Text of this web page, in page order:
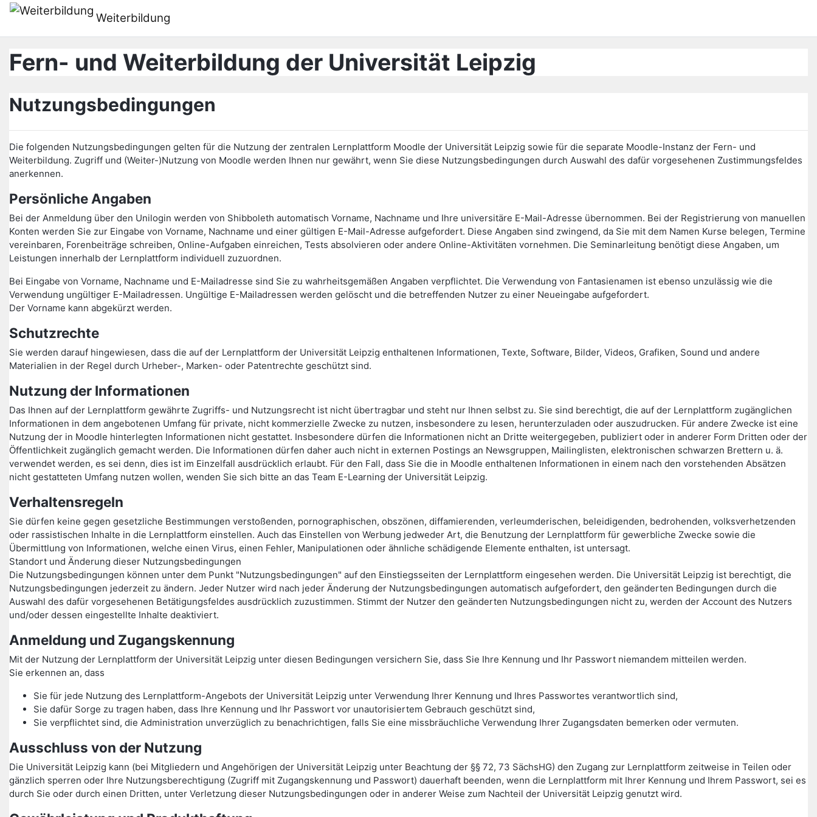
Μετάβαση στο κεντρικό περιεχόμενο
Weiterbildung
Fern- und Weiterbildung der Universität Leipzig
Nutzungsbedingungen
Die folgenden Nutzungsbedingungen gelten für die Nutzung der zentralen Lernplattform Moodle der Universität Leipzig sowie für die separate Moodle-Instanz der Fern- und
Weiterbildung. Zugriff und (Weiter-)Nutzung von Moodle werden Ihnen nur gewährt, wenn Sie diese Nutzungsbedingungen durch Auswahl des dafür vorgesehenen Zustimmungsfeldes
anerkennen.
Persönliche Angaben
Bei der Anmeldung über den Unilogin werden von Shibboleth automatisch Vorname, Nachname und Ihre universitäre E-Mail-Adresse übernommen. Bei der Registrierung von manuellen
Konten werden Sie zur Eingabe von Vorname, Nachname und einer gültigen E-Mail-Adresse aufgefordert. Diese Angaben sind zwingend, da Sie mit dem Namen Kurse belegen, Termine
vereinbaren, Forenbeiträge schreiben, Online-Aufgaben einreichen, Tests absolvieren oder andere Online-Aktivitäten vornehmen. Die Seminarleitung benötigt diese Angaben, um
Leistungen innerhalb der Lernplattform individuell zuzuordnen.
Bei Eingabe von Vorname, Nachname und E-Mailadresse sind Sie zu wahrheitsgemäßen Angaben verpflichtet. Die Verwendung von Fantasienamen ist ebenso unzulässig wie die
Verwendung ungültiger E-Mailadressen. Ungültige E-Mailadressen werden gelöscht und die betreffenden Nutzer zu einer Neueingabe aufgefordert.
Der Vorname kann abgekürzt werden.
Schutzrechte
Sie werden darauf hingewiesen, dass die auf der Lernplattform der Universität Leipzig enthaltenen Informationen, Texte, Software, Bilder, Videos, Grafiken, Sound und andere
Materialien in der Regel durch Urheber-, Marken- oder Patentrechte geschützt sind.
Nutzung der Informationen
Das Ihnen auf der Lernplattform gewährte Zugriffs- und Nutzungsrecht ist nicht übertragbar und steht nur Ihnen selbst zu. Sie sind berechtigt, die auf der Lernplattform zugänglichen
Informationen in dem angebotenen Umfang für private, nicht kommerzielle Zwecke zu nutzen, insbesondere zu lesen, herunterzuladen oder auszudrucken. Für andere Zwecke ist eine
Nutzung der in Moodle hinterlegten Informationen nicht gestattet. Insbesondere dürfen die Informationen nicht an Dritte weitergegeben, publiziert oder in anderer Form Dritten oder der
Öffentlichkeit zugänglich gemacht werden. Die Informationen dürfen daher auch nicht in externen Postings an Newsgruppen, Mailinglisten, elektronischen schwarzen Brettern u. ä.
verwendet werden, es sei denn, dies ist im Einzelfall ausdrücklich erlaubt. Für den Fall, dass Sie die in Moodle enthaltenen Informationen in einem nach den vorstehenden Absätzen
nicht gestatteten Umfang nutzen wollen, wenden Sie sich bitte an das Team E-Learning der Universität Leipzig.
Verhaltensregeln
Sie dürfen keine gegen gesetzliche Bestimmungen verstoßenden, pornographischen, obszönen, diffamierenden, verleumderischen, beleidigenden, bedrohenden, volksverhetzenden
oder rassistischen Inhalte in die Lernplattform einstellen. Auch das Einstellen von Werbung jedweder Art, die Benutzung der Lernplattform für gewerbliche Zwecke sowie die
Übermittlung von Informationen, welche einen Virus, einen Fehler, Manipulationen oder ähnliche schädigende Elemente enthalten, ist untersagt.
Standort und Änderung dieser Nutzungsbedingungen
Die Nutzungsbedingungen können unter dem Punkt "Nutzungsbedingungen" auf den Einstiegsseiten der Lernplattform eingesehen werden. Die Universität Leipzig ist berechtigt, die
Nutzungsbedingungen jederzeit zu ändern. Jeder Nutzer wird nach jeder Änderung der Nutzungsbedingungen automatisch aufgefordert, den geänderten Bedingungen durch die
Auswahl des dafür vorgesehenen Betätigungsfeldes ausdrücklich zuzustimmen. Stimmt der Nutzer den geänderten Nutzungsbedingungen nicht zu, werden der Account des Nutzers
und/oder dessen eingestellte Inhalte deaktiviert.
Anmeldung und Zugangskennung
Mit der Nutzung der Lernplattform der Universität Leipzig unter diesen Bedingungen versichern Sie, dass Sie Ihre Kennung und Ihr Passwort niemandem mitteilen werden.
Sie erkennen an, dass
Sie für jede Nutzung des Lernplattform-Angebots der Universität Leipzig unter Verwendung Ihrer Kennung und Ihres Passwortes verantwortlich sind,
Sie dafür Sorge zu tragen haben, dass Ihre Kennung und Ihr Passwort vor unautorisiertem Gebrauch geschützt sind,
Sie verpflichtet sind, die Administration unverzüglich zu benachrichtigen, falls Sie eine missbräuchliche Verwendung Ihrer Zugangsdaten bemerken oder vermuten.
Ausschluss von der Nutzung
Die Universität Leipzig kann (bei Mitgliedern und Angehörigen der Universität Leipzig unter Beachtung der §§ 72, 73 SächsHG) den Zugang zur Lernplattform zeitweise in Teilen oder
gänzlich sperren oder Ihre Nutzungsberechtigung (Zugriff mit Zugangskennung und Passwort) dauerhaft beenden, wenn die Lernplattform mit Ihrer Kennung und Ihrem Passwort, sei es
durch Sie oder durch einen Dritten, unter Verletzung dieser Nutzungsbedingungen oder in anderer Weise zum Nachteil der Universität Leipzig genutzt wird.